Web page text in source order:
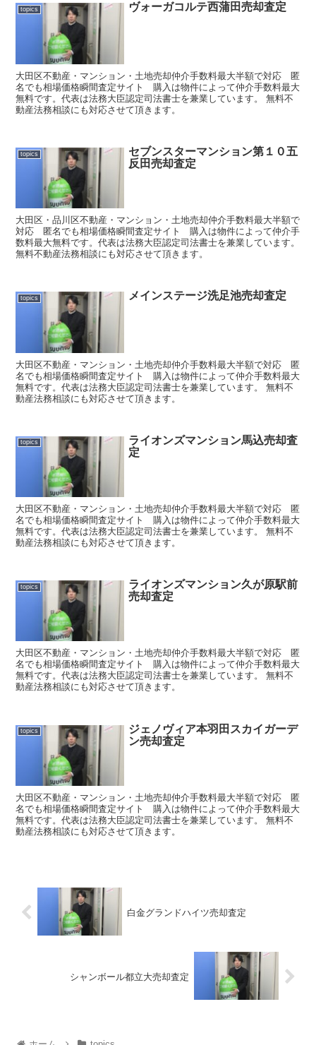
topics ヴォーガコルテ西蒲田売却査定
大田区不動産・マンション・土地売却仲介手数料最大半額で対応 匿
名でも相場価格瞬間査定サイト 購入は物件によって仲介手数料最大
無料です。代表は法務大臣認定司法書士を兼業しています。 無料不
動産法務相談にも対応させて頂きます。
topics
セブンスターマンション第１０五
反田売却査定
大田区・品川区不動産・マンション・土地売却仲介手数料最大半額で
対応 匿名でも相場価格瞬間査定サイト 購入は物件によって仲介手
数料最大無料です。代表は法務大臣認定司法書士を兼業しています。
無料不動産法務相談にも対応させて頂きます。
topics メインステージ洗足池売却査定
大田区不動産・マンション・土地売却仲介手数料最大半額で対応 匿
名でも相場価格瞬間査定サイト 購入は物件によって仲介手数料最大
無料です。代表は法務大臣認定司法書士を兼業しています。 無料不
動産法務相談にも対応させて頂きます。
topics
ライオンズマンション馬込売却査
定
大田区不動産・マンション・土地売却仲介手数料最大半額で対応 匿
名でも相場価格瞬間査定サイト 購入は物件によって仲介手数料最大
無料です。代表は法務大臣認定司法書士を兼業しています。 無料不
動産法務相談にも対応させて頂きます。
topics
ライオンズマンション久が原駅前
売却査定
大田区不動産・マンション・土地売却仲介手数料最大半額で対応 匿
名でも相場価格瞬間査定サイト 購入は物件によって仲介手数料最大
無料です。代表は法務大臣認定司法書士を兼業しています。 無料不
動産法務相談にも対応させて頂きます。
topics
ジェノヴィア本羽田スカイガーデ
ン売却査定
大田区不動産・マンション・土地売却仲介手数料最大半額で対応 匿
名でも相場価格瞬間査定サイト 購入は物件によって仲介手数料最大
無料です。代表は法務大臣認定司法書士を兼業しています。 無料不
動産法務相談にも対応させて頂きます。
白金グランドハイツ売却査定
シャンボール都立大売却査定